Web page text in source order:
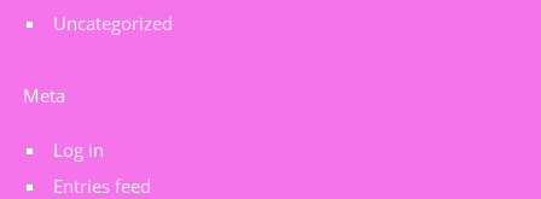
Uncategorized
Meta
Log in
Entries feed